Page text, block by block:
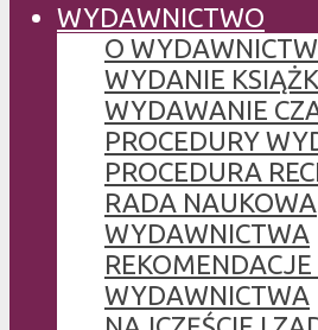
WYDAWNICTWO
O
WYDANIE
WYDAWANIE
PROCEDURY
PROCEDURA
RADA NAUKOWA
WYDAWNICTWA
WYDAWNICTWA